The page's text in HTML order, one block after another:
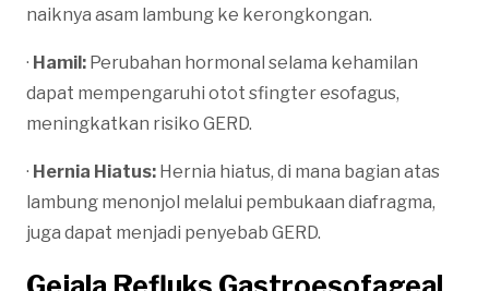
naiknya asam lambung ke kerongkongan.
· Hamil: Perubahan hormonal selama kehamilan
dapat mempengaruhi otot sfingter esofagus,
meningkatkan risiko GERD.
· Hernia Hiatus: Hernia hiatus, di mana bagian atas
lambung menonjol melalui pembukaan diafragma,
juga dapat menjadi penyebab GERD.